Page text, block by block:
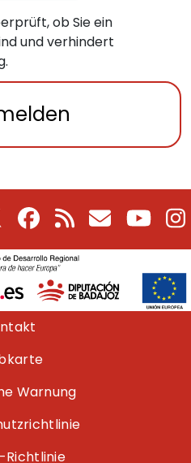
ob Sie ein
und verhindert
Facebook
RSS E-Mail
Warnung
Richtlinie